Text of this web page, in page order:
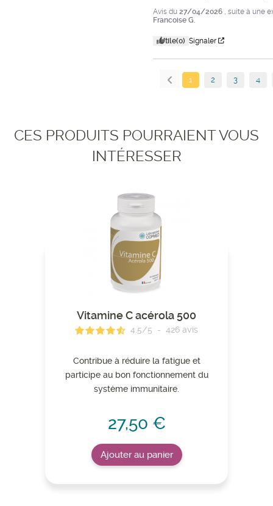
Avis du 27/04/2026
, suite à une
Francoise G.
Utile(0) Signaler
1 2 3 4
CES PRODUITS POURRAIENT VOUS
INTÉRESSER
Vitamine C acérola 500
4.5/5 - 426 avis
Contribue à réduire la fatigue et
participe au bon fonctionnement du
système immunitaire.
27,50 €
Ajouter au panier